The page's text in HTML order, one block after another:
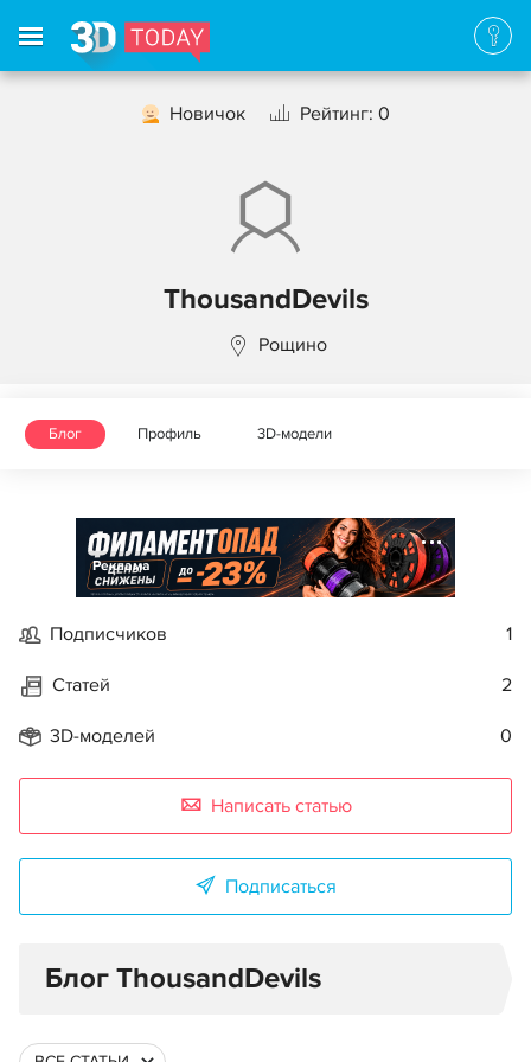
Новичок Рейтинг: 0
ThousandDevils
Рощино
Блог Профиль 3D-модели
Реклама
Подписчиков 1
Статей 2
3D-моделей 0
Написать статью
Подписаться
Блог ThousandDevils